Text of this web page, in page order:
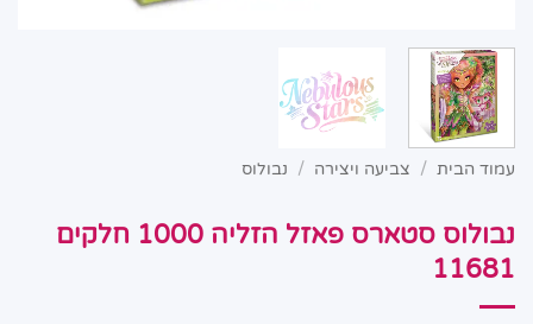
עמוד הבית / צביעה ויצירה / נבולוס
נבולוס סטארס פאזל הזליה 1000 חלקים
11681